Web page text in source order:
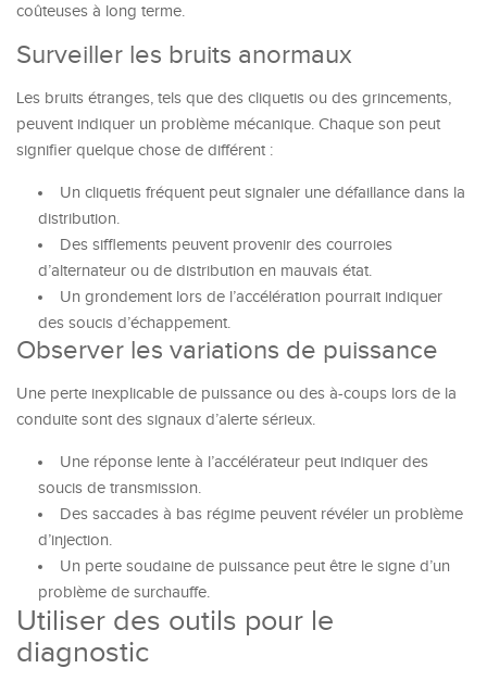
coûteuses à long terme.
Surveiller les bruits anormaux
Les bruits étranges, tels que des cliquetis ou des grincements,
peuvent indiquer un problème mécanique. Chaque son peut
signifier quelque chose de différent :
Un cliquetis fréquent peut signaler une défaillance dans la
distribution.
Des sifflements peuvent provenir des courroies
d’alternateur ou de distribution en mauvais état.
Un grondement lors de l’accélération pourrait indiquer
des soucis d’échappement.
Observer les variations de puissance
Une perte inexplicable de puissance ou des à-coups lors de la
conduite sont des signaux d’alerte sérieux.
Une réponse lente à l’accélérateur peut indiquer des
soucis de transmission.
Des saccades à bas régime peuvent révéler un problème
d’injection.
Un perte soudaine de puissance peut être le signe d’un
problème de surchauffe.
Utiliser des outils pour le
diagnostic